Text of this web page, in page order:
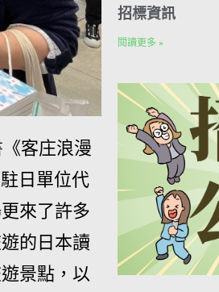
客庄浪漫
日單位代
來了許多
的日本讀
景點，以
招標資訊
閱讀更多 »